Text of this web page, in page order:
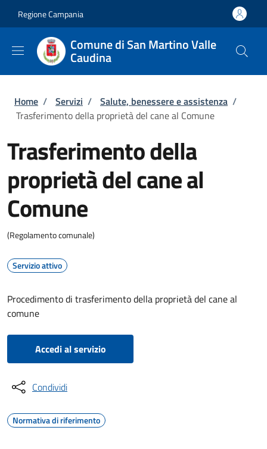
Regione Campania
Comune di San Martino Valle
Caudina
Briciole di pane
Home / Servizi / Salute, benessere e assistenza /
Trasferimento della proprietà del cane al Comune
Trasferimento della
proprietà del cane al
Comune
(Regolamento comunale)
Servizio attivo
Procedimento di trasferimento della proprietà del cane al
comune
Accedi al servizio
Condividi
Normativa di riferimento